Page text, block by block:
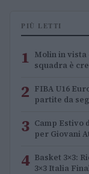
PIÙ LETTI
1 Molin in vista
squadra è
2 FIBA U16
partite da
3 Camp Estivo
per Giovani
4 Basket 3×3:
3×3 Italia